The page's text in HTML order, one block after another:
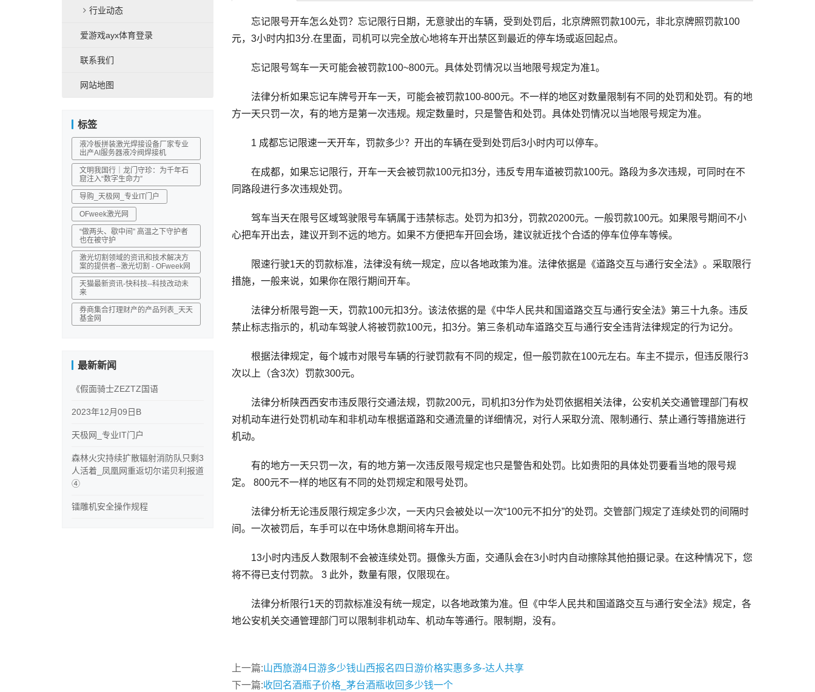
忘记限号开车怎么处罚？忘记限行日期，无意驶出的车辆，受到处罚后，北京牌照罚款100元，非北京牌照罚款100
元，3小时内扣3分.在里面，司机可以完全放心地将车开出禁区到最近的停车场或返回起点。
忘记限号驾车一天可能会被罚款100~800元。具体处罚情况以当地限号规定为准1。
法律分析如果忘记车牌号开车一天，可能会被罚款100-800元。不一样的地区对数量限制有不同的处罚和处罚。有的地
方一天只罚一次，有的地方是第一次违规。规定数量时，只是警告和处罚。具体处罚情况以当地限号规定为准。
1 成都忘记限速一天开车，罚款多少？开出的车辆在受到处罚后3小时内可以停车。
在成都，如果忘记限行，开车一天会被罚款100元扣3分，违反专用车道被罚款100元。路段为多次违规，可同时在不
同路段进行多次违规处罚。
驾车当天在限号区域驾驶限号车辆属于违禁标志。处罚为扣3分，罚款20200元。一般罚款100元。如果限号期间不小
心把车开出去，建议开到不远的地方。如果不方便把车开回会场，建议就近找个合适的停车位停车等候。
限速行驶1天的罚款标准，法律没有统一规定，应以各地政策为准。法律依据是《道路交互与通行安全法》。采取限行
措施，一般来说，如果你在限行期间开车。
法律分析限号跑一天，罚款100元扣3分。该法依据的是《中华人民共和国道路交互与通行安全法》第三十九条。违反
禁止标志指示的，机动车驾驶人将被罚款100元，扣3分。第三条机动车道路交互与通行安全违背法律规定的行为记分。
根据法律规定，每个城市对限号车辆的行驶罚款有不同的规定，但一般罚款在100元左右。车主不提示，但违反限行3
次以上（含3次）罚款300元。
法律分析陕西西安市违反限行交通法规，罚款200元，司机扣3分作为处罚依据相关法律，公安机关交通管理部门有权
对机动车进行处罚机动车和非机动车根据道路和交通流量的详细情况，对行人采取分流、限制通行、禁止通行等措施进行
机动。
有的地方一天只罚一次，有的地方第一次违反限号规定也只是警告和处罚。比如贵阳的具体处罚要看当地的限号规
定。 800元不一样的地区有不同的处罚规定和限号处罚。
法律分析无论违反限行规定多少次，一天内只会被处以一次“100元不扣分”的处罚。交管部门规定了连续处罚的间隔时
间。一次被罚后，车手可以在中场休息期间将车开出。
13小时内违反人数限制不会被连续处罚。摄像头方面，交通队会在3小时内自动擦除其他拍摄记录。在这种情况下，您
将不得已支付罚款。 3 此外，数量有限，仅限现在。
法律分析限行1天的罚款标准没有统一规定，以各地政策为准。但《中华人民共和国道路交互与通行安全法》规定，各
地公安机关交通管理部门可以限制非机动车、机动车等通行。限制期，没有。
上一篇:山西旅游4日游多少钱山西报名四日游价格实惠多多-达人共享
下一篇:收回名酒瓶子价格_茅台酒瓶收回多少钱一个
行业动态
爱游戏ayx体育登录
联系我们
网站地图
标签
液冷板拼装激光焊接设备厂家专业
出产AI服务器液冷阀焊接机
文明我国行｜龙门守珍：为千年石
窟注入“数字生命力”
导购_天极网_专业IT门户
OFweek激光网
“做两头、歇中间” 高温之下守护者
也在被守护
激光切割领域的资讯和技术解决方
案的提供者--激光切割 - OFweek网
天猫最新资讯-快科技--科技改动未
来
券商集合打理财产的产品列表_天天
基金网
最新新闻
《假面骑士ZEZTZ国语
2023年12月09日B
天极网_专业IT门户
森林火灾持续扩散辐射消防队只剩3
人活着_凤凰网重返切尔诺贝利报道
④
镭雕机安全操作规程